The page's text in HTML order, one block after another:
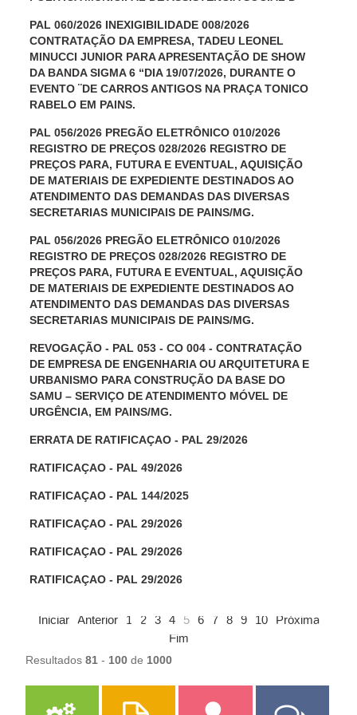
PAL 060/2026 INEXIGIBILIDADE 008/2026
CONTRATAÇÃO DA EMPRESA, TADEU LEONEL
MINUCCI JUNIOR PARA APRESENTAÇÃO DE SHOW
DA BANDA SIGMA 6 “DIA 19/07/2026, DURANTE O
EVENTO ¨DE CARROS ANTIGOS NA PRAÇA TONICO
RABELO EM PAINS.
PAL 056/2026 PREGÃO ELETRÔNICO 010/2026
REGISTRO DE PREÇOS 028/2026 REGISTRO DE
PREÇOS PARA, FUTURA E EVENTUAL, AQUISIÇÃO
DE MATERIAIS DE EXPEDIENTE DESTINADOS AO
ATENDIMENTO DAS DEMANDAS DAS DIVERSAS
SECRETARIAS MUNICIPAIS DE PAINS/MG.
PAL 056/2026 PREGÃO ELETRÔNICO 010/2026
REGISTRO DE PREÇOS 028/2026 REGISTRO DE
PREÇOS PARA, FUTURA E EVENTUAL, AQUISIÇÃO
DE MATERIAIS DE EXPEDIENTE DESTINADOS AO
ATENDIMENTO DAS DEMANDAS DAS DIVERSAS
SECRETARIAS MUNICIPAIS DE PAINS/MG.
REVOGAÇÃO - PAL 053 - CO 004 - CONTRATAÇÃO
DE EMPRESA DE ENGENHARIA OU ARQUITETURA E
URBANISMO PARA CONSTRUÇÃO DA BASE DO
SAMU – SERVIÇO DE ATENDIMENTO MÓVEL DE
URGÊNCIA, EM PAINS/MG.
ERRATA DE RATIFICAÇAO - PAL 29/2026
RATIFICAÇAO - PAL 49/2026
RATIFICAÇAO - PAL 144/2025
RATIFICAÇAO - PAL 29/2026
RATIFICAÇAO - PAL 29/2026
RATIFICAÇAO - PAL 29/2026
Iniciar Anterior 1 2 3 4 5 6 7 8 9 10
Próxima
Fim
Resultados 81- 100de 1000